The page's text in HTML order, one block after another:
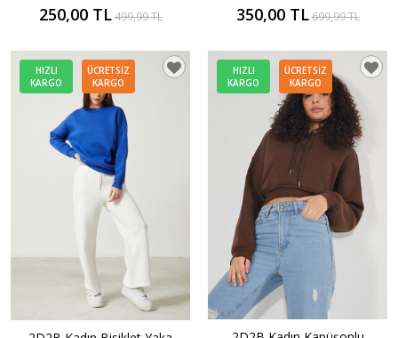
250,00 TL499,99 TL 350,00 TL699,99 TL
HIZLI
KARGO
ÜCRETSIZ
KARGO
HIZLI
KARGO
ÜCRETSIZ
KARGO